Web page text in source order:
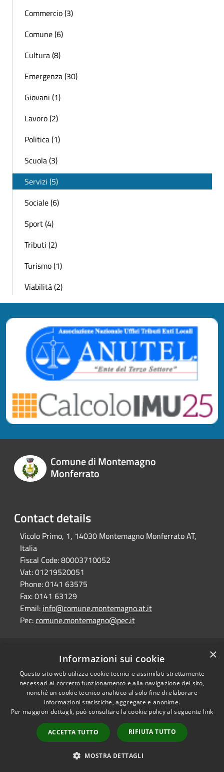
Commercio (3)
Comune (6)
Cultura (8)
Emergenza (30)
Giovani (1)
Lavoro (2)
Politica (1)
Scuola (3)
Servizi (5)
Sociale (6)
Sport (4)
Tributi (2)
Turismo (1)
Viabilità (2)
Comune di Montemagno
Monferrato
Contact details
Vicolo Primo, 1, 14030 Montemagno Monferrato AT,
Italia
Fiscal Code:80003710052
Vat:01219520051
Phone:0141 63575
Fax:0141 63129
Email: info@comune.montemagno.at.it
Pec:comune.montemagno@pec.it
Accessibility
Privacy
Cookie
Dati fiscali e fatturazione
elettronica
Dichiarazione di
Comune convenzionato
Astigov
Progetto|Convenzione
Adesioni
•Accesso redazione
×
Informazioni sui cookie
Questo sito web utilizza cookie tecnici e assimilati strettamente
necessari al corretto funzionamento e alla navigazione del sito,
nonché un cookie tecnico analitico al solo fine di elaborare
informazioni statistiche, aggregate e anonime.
Per maggiori dettagli, può consultare la cookie policy al seguente link
ACCETTA TUTTO RIFIUTA TUTTO
MOSTRA DETTAGLI